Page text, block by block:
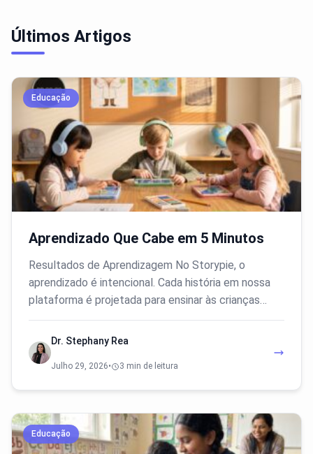
Últimos Artigos
Educação
Aprendizado Que Cabe em 5 Minutos
Resultados de Aprendizagem No Storypie, o
aprendizado é intencional. Cada história em nossa
plataforma é projetada para ensinar às crianças…
Dr. Stephany Rea
Julho 29, 2026• 3 min de leitura
Educação